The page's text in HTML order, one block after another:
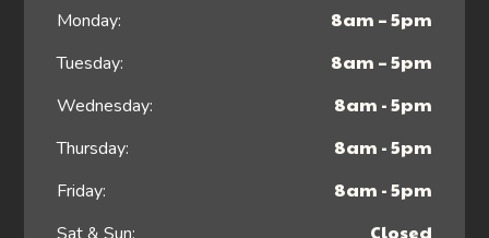
Monday: 8am – 5pm
Tuesday: 8am – 5pm
Wednesday: 8am - 5pm
Thursday: 8am - 5pm
Friday: 8am - 5pm
Closed